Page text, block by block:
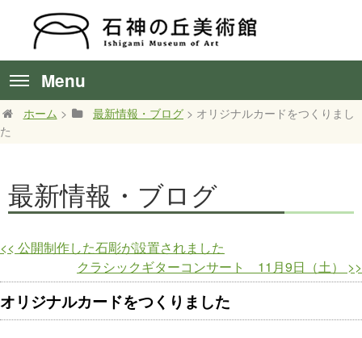
Menu
ホーム > 最新情報・ブログ > オリジナルカードをつくりまし
た
最新情報・ブログ
<< 公開制作した石彫が設置されました
クラシックギターコンサート 11月9日（土） >>
オリジナルカードをつくりました